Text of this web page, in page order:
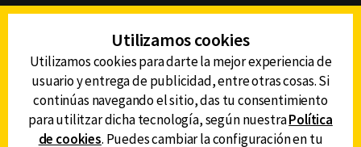
AVISO DE PRIVACIDAD
AVISO LEGAL
DEFENSORÍA DE LAS AUDIENCIAS
Utilizamos cookies
Utilizamos cookies para darte la mejor experiencia de
usuario y entrega de publicidad, entre otras cosas. Si
continúas navegando el sitio, das tu consentimiento
para utilitzar dicha tecnología, según nuestraPolítica
de cookies. Puedes cambiar la configuración en tu